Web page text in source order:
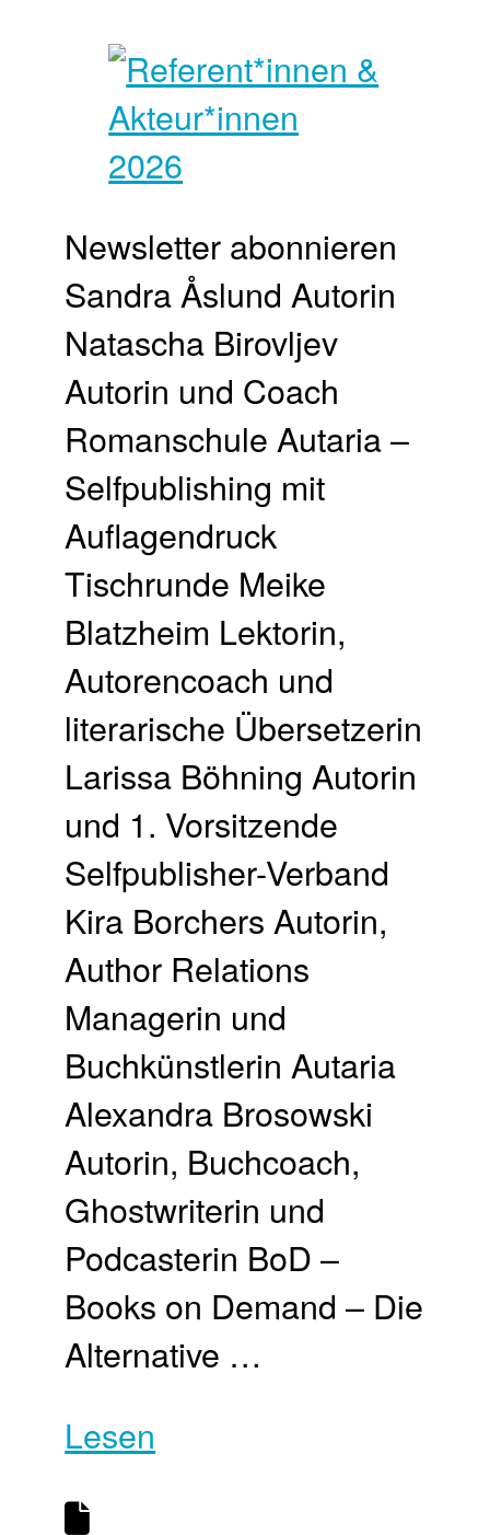
Newsletter abonnieren
Sandra Åslund Autorin
Natascha Birovljev
Autorin und Coach
Romanschule Autaria –
Selfpublishing mit
Auflagendruck
Tischrunde Meike
Blatzheim Lektorin,
Autorencoach und
literarische Übersetzerin
Larissa Böhning Autorin
und 1. Vorsitzende
Selfpublisher-Verband
Kira Borchers Autorin,
Author Relations
Managerin und
Buchkünstlerin Autaria
Alexandra Brosowski
Autorin, Buchcoach,
Ghostwriterin und
Podcasterin BoD –
Books on Demand – Die
Alternative …
Lesen